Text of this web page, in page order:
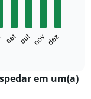
set out nov dez
em um(a)